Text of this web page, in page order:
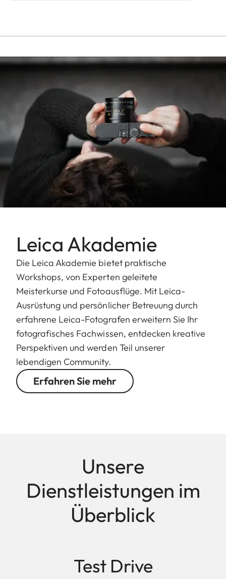
Leica Akademie
Die Leica Akademie bietet praktische
Workshops, von Experten geleitete
Meisterkurse und Fotoausflüge. Mit Leica-
Ausrüstung und persönlicher Betreuung durch
erfahrene Leica-Fotografen erweitern Sie Ihr
fotografisches Fachwissen, entdecken kreative
Perspektiven und werden Teil unserer
lebendigen Community.
Erfahren Sie mehr
Unsere
Dienstleistungen im
Überblick
Test Drive